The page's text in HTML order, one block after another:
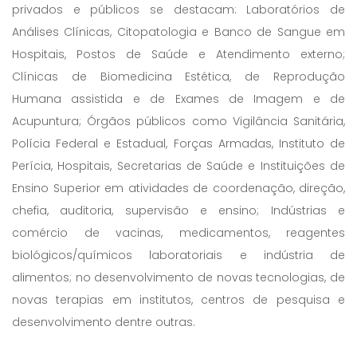
privados e públicos se destacam: Laboratórios de
Análises Clínicas, Citopatologia e Banco de Sangue em
Hospitais, Postos de Saúde e Atendimento externo;
Clínicas de Biomedicina Estética, de Reprodução
Humana assistida e de Exames de Imagem e de
Acupuntura; Órgãos públicos como Vigilância Sanitária,
Polícia Federal e Estadual, Forças Armadas, Instituto de
Perícia, Hospitais, Secretarias de Saúde e Instituições de
Ensino Superior em atividades de coordenação, direção,
chefia, auditoria, supervisão e ensino; Indústrias e
comércio de vacinas, medicamentos, reagentes
biológicos/químicos laboratoriais e indústria de
alimentos; no desenvolvimento de novas tecnologias, de
novas terapias em institutos, centros de pesquisa e
desenvolvimento dentre outras.